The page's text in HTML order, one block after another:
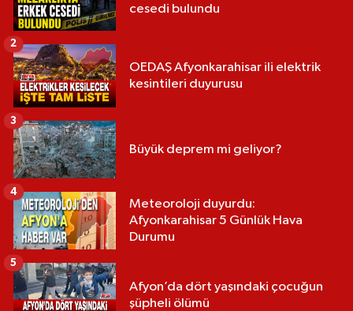
cesedi bulundu
OEDAŞ Afyonkarahisar ili elektrik
kesintileri duyurusu
2
Büyük deprem mi geliyor?
3
Meteoroloji duyurdu:
Afyonkarahisar 5 Günlük Hava
Durumu
4
Afyon’da dört yaşındaki çocuğun
şüpheli ölümü
5